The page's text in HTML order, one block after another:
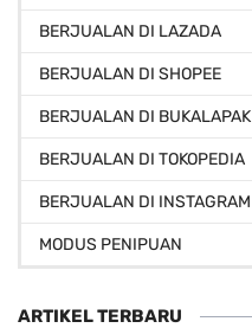
BERJUALAN DI LAZADA
BERJUALAN DI SHOPEE
BERJUALAN DI BUKALAPAK
BERJUALAN DI TOKOPEDIA
BERJUALAN DI INSTAGRAM
MODUS PENIPUAN
ARTIKEL TERBARU